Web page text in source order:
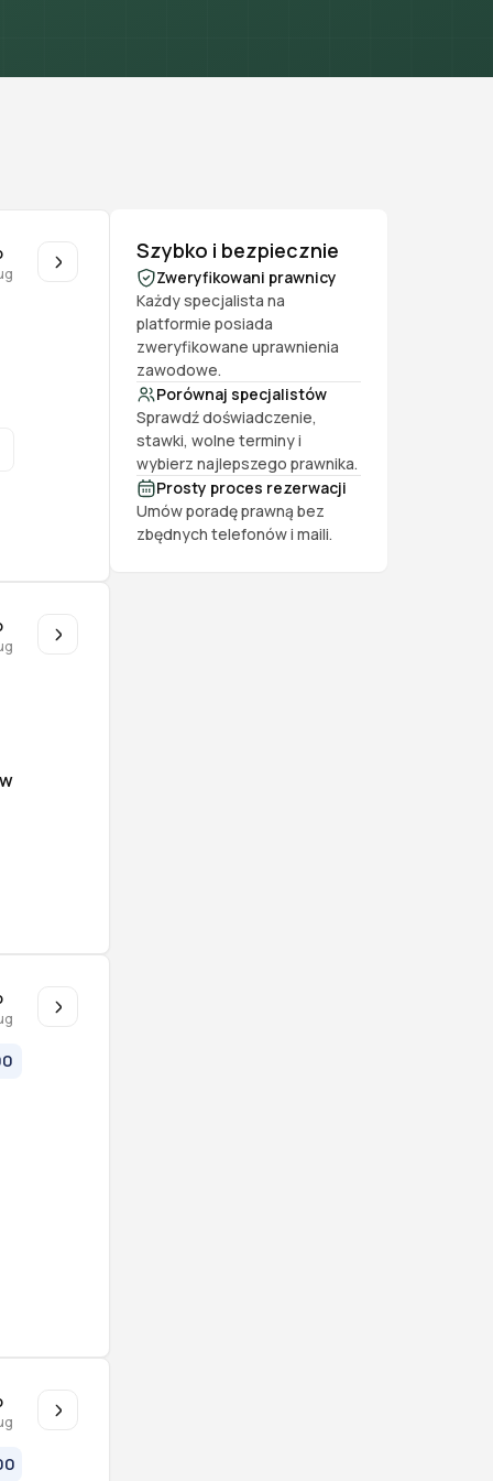
Szybko i bezpiecznie
Zweryfikowani prawnicy
Każdy specjalista na
platformie posiada
zweryfikowane uprawnienia
zawodowe.
Porównaj specjalistów
Sprawdź doświadczenie,
stawki, wolne terminy i
wybierz najlepszego prawnika.
Prosty proces rezerwacji
Umów poradę prawną bez
zbędnych telefonów i maili.